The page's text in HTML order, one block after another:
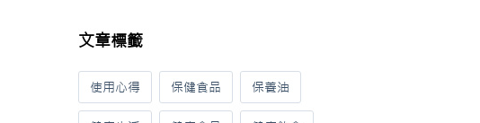
文章標籤
使用心得 保健食品 保養油